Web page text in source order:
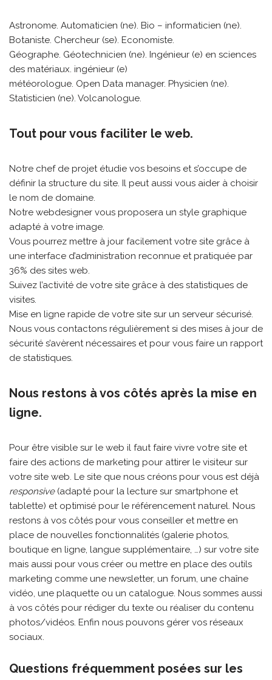
Astronome. Automaticien (ne). Bio – informaticien (ne).
Botaniste. Chercheur (se). Economiste.
Géographe. Géotechnicien (ne). Ingénieur (e) en sciences
des matériaux. ingénieur (e)
météorologue. Open Data manager. Physicien (ne).
Statisticien (ne). Volcanologue.
Tout pour vous faciliter le web.
Notre chef de projet étudie vos besoins et s’occupe de
définir la structure du site. Il peut aussi vous aider à choisir
le nom de domaine.
Notre webdesigner vous proposera un style graphique
adapté à votre image.
Vous pourrez mettre à jour facilement votre site grâce à
une interface d’administration reconnue et pratiquée par
36% des sites web.
Suivez l’activité de votre site grâce à des statistiques de
visites.
Mise en ligne rapide de votre site sur un serveur sécurisé.
Nous vous contactons régulièrement si des mises à jour de
sécurité s’avèrent nécessaires et pour vous faire un rapport
de statistiques.
Nous restons à vos côtés après la mise en
ligne.
Pour être visible sur le web il faut faire vivre votre site et
faire des actions de marketing pour attirer le visiteur sur
votre site web. Le site que nous créons pour vous est déjà
responsive(adapté pour la lecture sur smartphone et
tablette) et optimisé pour le référencement naturel. Nous
restons à vos côtés pour vous conseiller et mettre en
place de nouvelles fonctionnalités (galerie photos,
boutique en ligne, langue supplémentaire, …) sur votre site
mais aussi pour vous créer ou mettre en place des outils
marketing comme une newsletter, un forum, une chaîne
vidéo, une plaquette ou un catalogue. Nous sommes aussi
à vos côtés pour rédiger du texte ou réaliser du contenu
photos/vidéos. Enfin nous pouvons gérer vos réseaux
sociaux.
Questions fréquemment posées sur les